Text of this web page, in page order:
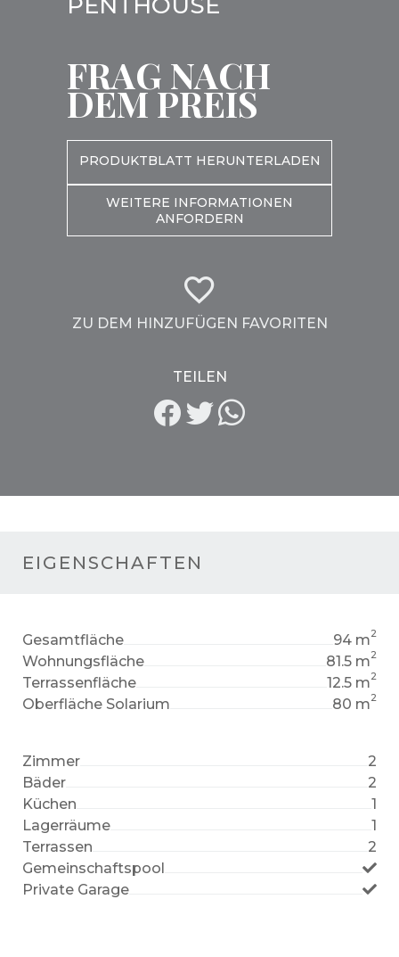
EIGENSCHAFTEN
Gesamtfläche 94 m2
Wohnungsfläche 81.5 m2
Terrassenfläche 12.5 m2
Oberfläche Solarium 80 m2
Zimmer
2
Bäder
2
Küchen
1
Lagerräume
1
Terrassen
2
Gemeinschaftspool
Private Garage
FRAG NACH
DEM PREIS
PRODUKTBLATT HERUNTERLADEN
WEITERE INFORMATIONEN
ANFORDERN
ZU DEM HINZUFÜGEN FAVORITEN
TEILEN